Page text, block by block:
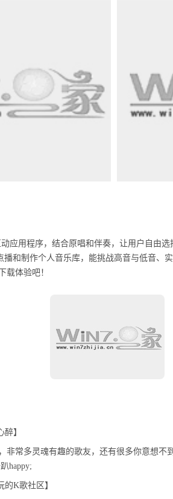
应用程序，结合原唱和伴奏，让用户自由
播和制作个人音乐库，能挑战高音与低音、
载体验吧！
】
非常多灵魂有趣的歌友，还有很多你意想不
happy;
K歌社区】